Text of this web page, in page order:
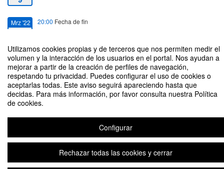
Utilizamos cookies propias y de terceros que nos permiten medir el
volumen y la interacción de los usuarios en el portal. Nos ayudan a
mejorar a partir de la creación de perfiles de navegación,
respetando tu privacidad. Puedes configurar el uso de cookies o
aceptarlas todas. Este aviso seguirá apareciendo hasta que
decidas. Para más información, por favor consulta nuestra Política
de cookies.
Configurar
Rechazar todas las cookies y cerrar
Mrz '22 20:00 Fecha de fin
Recital de Música Día Internacional de la Mujer
Contacto
Plataforma de organización de eventos Symposium